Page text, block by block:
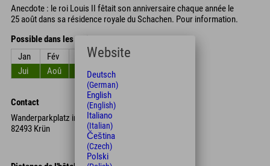
Anecdote : le roi Louis II fêtait son anniversaire chaque année le
25 août dans sa résidence royale du Schachen. Pour information.
Possible dans les mois
Jan
Fév Mar Avr
Jui
Aoû Sep Oct
Contact
Wanderparkplatz in Elmau
82493 Krün
Website
Deutsch
(German)
English
(English)
Italiano
(Italian)
Čeština
(Czech)
Polski